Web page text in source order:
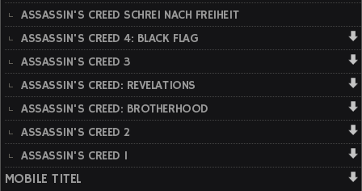
ASSASSIN'S CREED SCHREI NACH FREIHEIT
ASSASSIN'S CREED 4: BLACK FLAG
ASSASSIN'S CREED 3
ASSASSIN'S CREED: REVELATIONS
ASSASSIN'S CREED: BROTHERHOOD
ASSASSIN'S CREED 2
ASSASSIN'S CREED 1
MOBILE TITEL